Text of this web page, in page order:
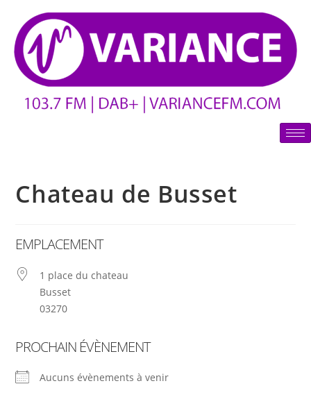
Chateau de Busset
EMPLACEMENT
1 place du chateau
Busset
03270
PROCHAIN ÉVÈNEMENT
Aucuns évènements à venir